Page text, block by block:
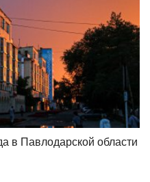
в Павлодарской области